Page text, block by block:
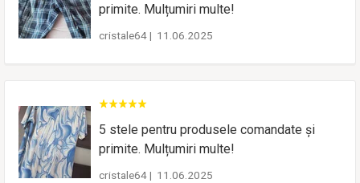
primite. Mulțumiri multe!
cristale64| 11.06.2025
5 stele pentru produsele comandate și
primite. Mulțumiri multe!
cristale64| 11.06.2025